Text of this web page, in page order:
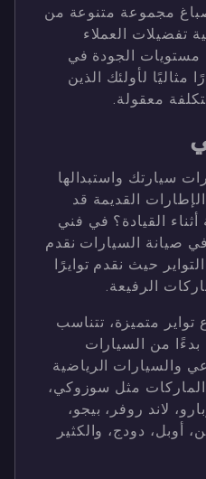
مجموعة متنوعة من
تفضيلات العملاء
مستويات الجودة في
مثاليًا لأولئك الذين
معقولة.
سيارتك واستبدالها
القديمة قد
القيادة؟ في فني
صيانة السيارات نقدم
حيث نقدم توايرًا
الرفيعة.
تواير متميزة، تتناسب
بدءًا من السيارات
والسيارات الرياضية
مثل سوزوكي،
لاند روفر، بيجو،
أوبل، دودج، والكثير